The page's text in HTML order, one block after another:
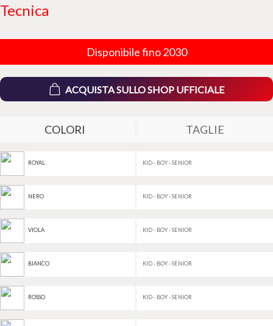
Tecnica
Disponibile fino 2030
ACQUISTA SULLO SHOP UFFICIALE
COLORI TAGLIE
ROYAL KID - BOY - SENIOR
NERO KID - BOY - SENIOR
VIOLA KID - BOY - SENIOR
BIANCO KID - BOY - SENIOR
ROSSO KID - BOY - SENIOR